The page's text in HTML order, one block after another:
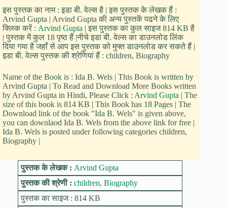
इस पुस्तक का नाम : इडा बी. वेल्स है | इस पुस्तक के लेखक हैं :
Arvind Gupta | Arvind Gupta की अन्य पुस्तकें पढने के लिए
क्लिक करें : Arvind Gupta | इस पुस्तक का कुल साइज 814 KB है
| पुस्तक में कुल 18 पृष्ठ हैं |नीचे इडा बी. वेल्स का डाउनलोड लिंक
दिया गया है जहाँ से आप इस पुस्तक को मुफ्त डाउनलोड कर सकते हैं |
इडा बी. वेल्स पुस्तक की श्रेणियां हैं : children, Biography
Name of the Book is : Ida B. Wels | This Book is written by
Arvind Gupta | To Read and Download More Books written
by Arvind Gupta in Hindi, Please Click : Arvind Gupta | The
size of this book is 814 KB | This Book has 18 Pages | The
Download link of the book "Ida B. Wels" is given above,
you can downlaod Ida B. Wels from the above link for free |
Ida B. Wels is posted under following categories children,
Biography |
पुस्तक के लेखक : Arvind Gupta
पुस्तक की श्रेणी : children, Biography
पुस्तक का साइज : 814 KB